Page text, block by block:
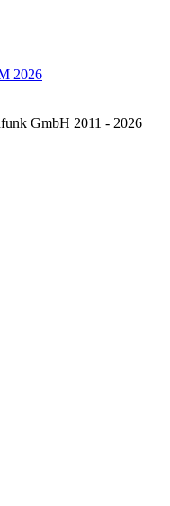
2026
GmbH 2011 - 2026